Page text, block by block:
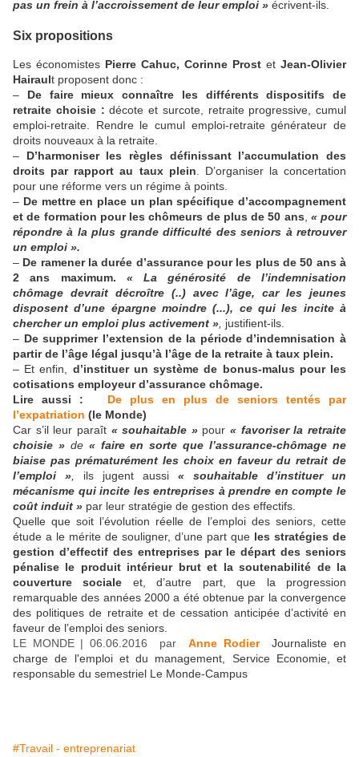
pas un frein à l’accroissement de leur emploi » écrivent-ils.
Six propositions
Les économistes Pierre Cahuc, Corinne Prost et Jean-Olivier
Hairault proposent donc :
– De faire mieux connaître les différents dispositifs de
retraite choisie : décote et surcote, retraite progressive, cumul
emploi-retraite. Rendre le cumul emploi-retraite générateur de
droits nouveaux à la retraite.
– D’harmoniser les règles définissant l’accumulation des
droits par rapport au taux plein . D’organiser la concertation
pour une réforme vers un régime à points.
– De mettre en place un plan spécifique d’accompagnement
et de formation pour les chômeurs de plus de 50 ans « pour
répondre à la plus grande difficulté des seniors à retrouver
un emploi ».
– De ramener la durée d’assurance pour les plus de 50 ans à
2 ans maximum. « La générosité de l’indemnisation
chômage devrait décroître (..) avec l’âge, car les jeunes
disposent d’une épargne moindre (...), ce qui les incite à
chercher un emploi plus activement » justifient-ils.
– De supprimer l’extension de la période d’indemnisation à
partir de l’âge légal jusqu’à l’âge de la retraite à taux plein.
– Et enfin, d’instituer un système de bonus-malus pour les
cotisations employeur d’assurance chômage.
Lire aussi : De plus en plus de seniors tentés par
l’expatriation (le Monde)
Car s’il leur paraît « souhaitable » pour « favoriser la retraite
choisie »de « faire en sorte que l’assurance-chômage ne
biaise pas prématurément les choix en faveur du retrait de
l’emploi »
ils jugent aussi « souhaitable d’instituer un
mécanisme qui incite les entreprises à prendre en compte le
coût induit » par leur stratégie de gestion des effectifs.
Quelle que soit l’évolution réelle de l’emploi des seniors, cette
étude a le mérite de souligner, d’une part que les stratégies de
gestion d’effectif des entreprises par le départ des seniors
pénalise le produit intérieur brut et la soutenabilité de la
couverture sociale et, d’autre part, que la progression
remarquable des années 2000 a été obtenue par la convergence
des politiques de retraite et de cessation anticipée d’activité en
faveur de l’emploi des seniors.
LE MONDE | 06.06.2016 par
Anne RodierJournaliste en
charge de l'emploi et du management, Service Economie, et
responsable du semestriel Le Monde-Campus
#Travail - entreprenariat